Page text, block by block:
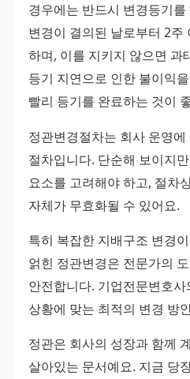
경우에는 반드시 변경등기
변경이 결의된 날로부터 2주
하며, 이를 지키지 않으면 과
등기 지연으로 인한 불이익
빨리 등기를 완료하는 것이
정관변경절차는 회사 운영
절차입니다. 단순해 보이지
요소를 고려해야 하고, 절차
자체가 무효화될 수 있어요.
특히 복잡한 지배구조 변경
얽힌 정관변경은 전문가의
안전합니다. 기업전문변호
상황에 맞는 최적의 변경 방
정관은 회사의 성장과 함께
살아있는 문서예요. 지금 당